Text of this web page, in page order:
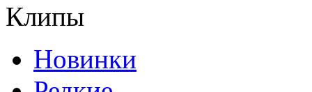
Клипы
Новинки